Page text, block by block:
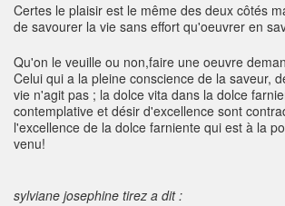
Certes le plaisir est le même des deux côtés
de savourer la vie sans effort qu'oeuvrer en
Qu'on le veuille ou non,faire une oeuvre
Celui qui a la pleine conscience de la saveur,
vie n'agit pas ; la dolce vita dans la dolce
contemplative et désir d'excellence sont
l'excellence de la dolce farniente qui est à la
venu!
sylviane josephine tirez a dit :